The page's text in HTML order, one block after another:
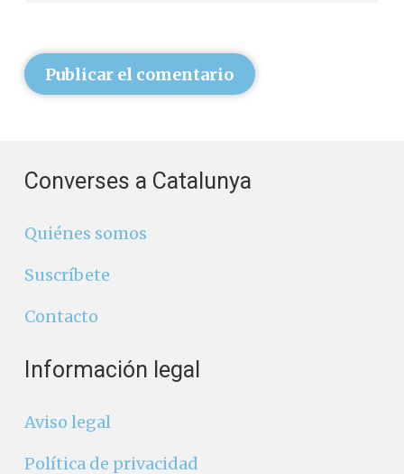
Publicar el comentario
Converses a Catalunya
Quiénes somos
Suscríbete
Contacto
Información legal
Aviso legal
Política de privacidad